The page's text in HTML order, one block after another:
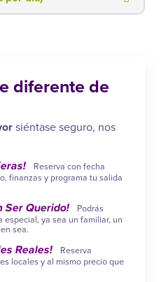
diferente de
siéntase seguro, nos
Reserva con fecha
finanzas y programa tu salida
Ser Querido!
Podrás
ya sea un familiar, un
sea.
Reales!
Reserva
locales y al mismo precio que